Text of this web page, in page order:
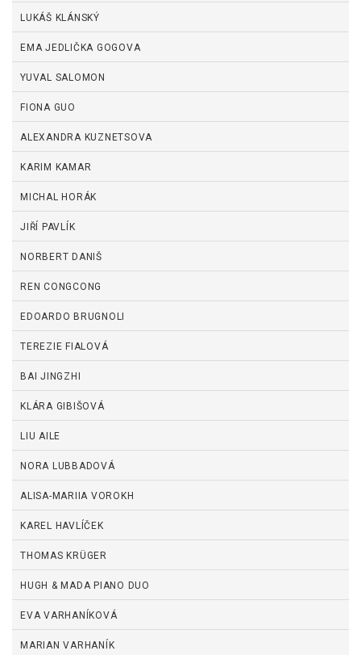
LUKÁŠ KLÁNSKÝ
EMA JEDLIČKA GOGOVA
YUVAL SALOMON
FIONA GUO
ALEXANDRA KUZNETSOVA
KARIM KAMAR
MICHAL HORÁK
JIŘÍ PAVLÍK
NORBERT DANIŠ
REN CONGCONG
EDOARDO BRUGNOLI
TEREZIE FIALOVÁ
BAI JINGZHI
KLÁRA GIBIŠOVÁ
LIU AILE
NORA LUBBADOVÁ
ALISA-MARIIA VOROKH
KAREL HAVLÍČEK
THOMAS KRÜGER
HUGH & MADA PIANO DUO
EVA VARHANÍKOVÁ
MARIAN VARHANÍK